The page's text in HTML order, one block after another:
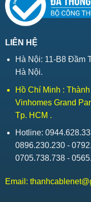
LIÊN HỆ
Hà Nội: 11-B8 Đầm
Hà Nội.
Hồ Chí Minh :
Vinhomes Grand
Tp. HCM .
Hotline:
0896.230.230 -
0705.738.738 -
Email: